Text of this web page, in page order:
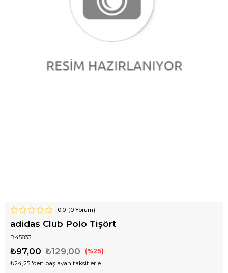
0.0 (0Yorum)
adidas Club Polo Tişört
B45833
₺129,00
₺97,00 25
₺24,25 'den başlayan taksitlerle